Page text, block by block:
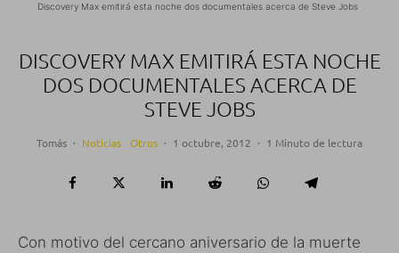
Discovery Max emitirá esta noche dos documentales acerca de Steve Jobs
DISCOVERY MAX EMITIRÁ ESTA NOCHE
DOS DOCUMENTALES ACERCA DE
STEVE JOBS
Tomás · Noticias Otros · 1 octubre, 2012 · 1 Minuto de lectura
Con motivo del cercano aniversario de la muerte